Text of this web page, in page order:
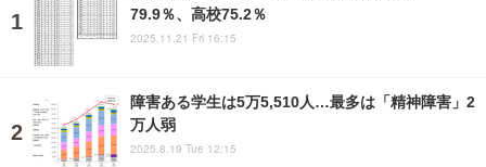
79.9％、高校75.2％
2025.11.21 Fri 16:15
障害ある学生は5万5,510人…最多は「精神障害」2
万人弱
2025.8.19 Tue 12:15